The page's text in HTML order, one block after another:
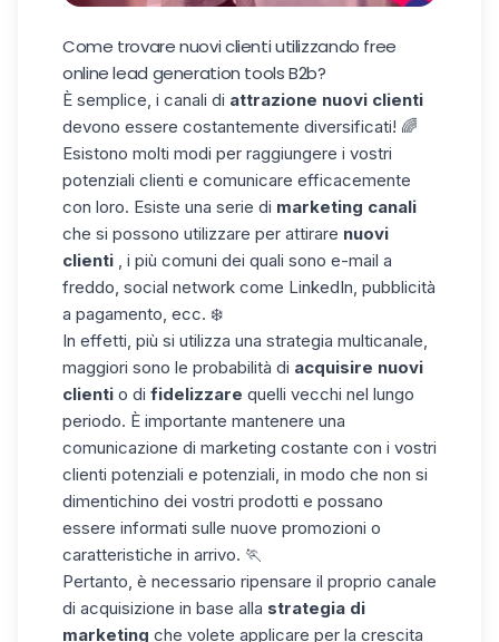
Come trovare nuovi clienti utilizzando free
online lead generation toolsB2b?
È semplice, i canali di attrazione nuovi clienti
devono essere costantemente diversificati! 🌈
Esistono molti modi per raggiungere i vostri
potenziali clienti e comunicare efficacemente
con loro. Esiste una serie di marketing canali
che si possono utilizzare per attirare nuovi
clienti , i più comuni dei quali sono e-mail a
freddo, social network come LinkedIn, pubblicità
a pagamento, ecc. ❄️
In effetti, più si utilizza una strategia multicanale,
maggiori sono le probabilità di acquisire nuovi
clienti o di fidelizzare quelli vecchi nel lungo
periodo. È importante mantenere una
comunicazione di marketing costante con i vostri
clienti potenziali e potenziali, in modo che non si
dimentichino dei vostri prodotti e possano
essere informati sulle nuove promozioni o
caratteristiche in arrivo. 🏃
Pertanto, è necessario ripensare il proprio canale
di acquisizione in base alla strategia di
marketing che volete applicare per la crescita